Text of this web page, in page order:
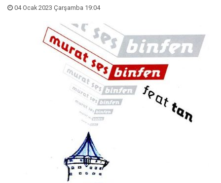
04 Ocak 2023 Çarşamba 19:04